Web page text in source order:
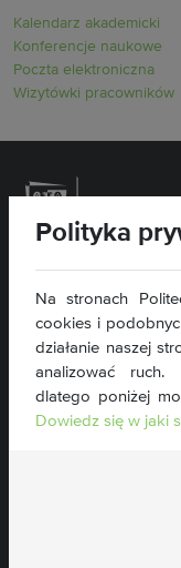
Kalendarz akademicki
Konferencje naukowe
Poczta elektroniczna
Wizytówki pracowników
Wydział Inżynierii
Plac Grunwaldzki 13
50-377 Wrocław
tel. 71 320 46 76
wis@pwr.edu.pl
NIP: 896-000-58-51
Polityka
Na stronach
cookies i
działanie naszej
analizować ruch.
dlatego poniżej
Dowiedz się w jaki